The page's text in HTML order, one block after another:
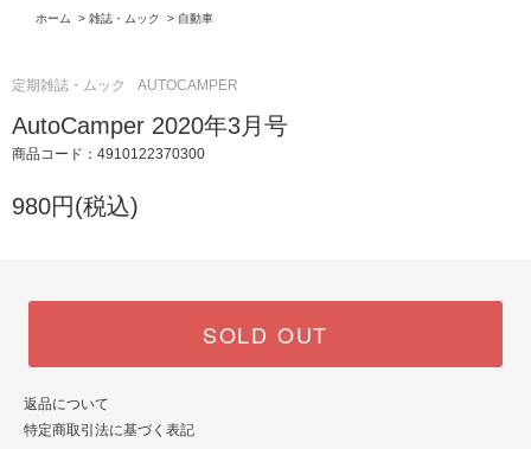
ホーム > 雑誌・ムック > 自動車
定期雑誌・ムック AUTOCAMPER
AutoCamper 2020年3月号
商品コード：4910122370300
980円(税込)
SOLD OUT
返品について
特定商取引法に基づく表記